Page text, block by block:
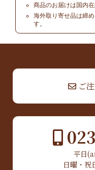
商品のお届けは国内在
海外取り寄せ品は締
す。
ご
平日
日曜・祝